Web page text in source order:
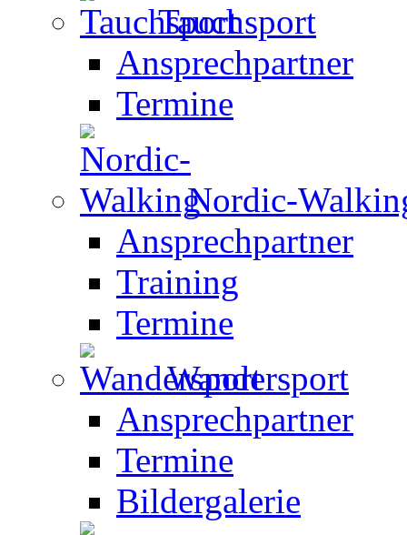
Tauchsport
Ansprechpartner
Termine
Nordic-
Ansprechpartner
Training
Termine
Wandersport
Ansprechpartner
Termine
Bildergalerie